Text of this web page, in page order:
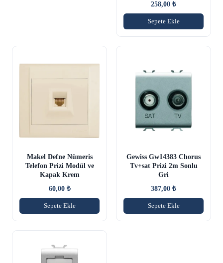
258,00 ₺
Sepete Ekle
Makel Defne Nümeris
Telefon Prizi Modül ve
Kapak Krem
60,00 ₺
Sepete Ekle
Gewiss Gw14383 Chorus
Tv+sat Prizi 2m Sonlu
Gri
387,00 ₺
Sepete Ekle